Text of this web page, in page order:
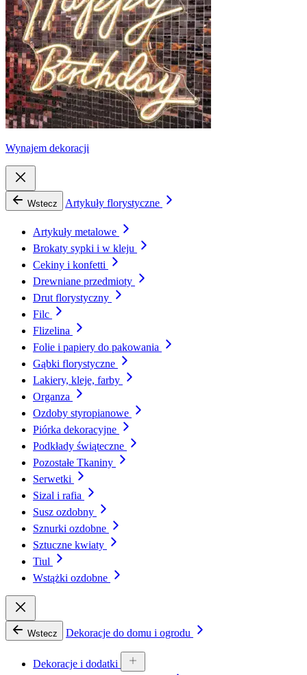
Wynajem dekoracji
Wstecz Artykuły florystyczne
Artykuły metalowe
Brokaty sypki i w kleju
Cekiny i konfetti
Drewniane przedmioty
Drut florystyczny
Filc
Flizelina
Folie i papiery do pakowania
Gąbki florystyczne
Lakiery, kleje, farby
Organza
Ozdoby styropianowe
Piórka dekoracyjne
Podkłady świąteczne
Pozostałe Tkaniny
Serwetki
Sizal i rafia
Susz ozdobny
Sznurki ozdobne
Sztuczne kwiaty
Tiul
Wstążki ozdobne
Wstecz Dekoracje do domu i ogrodu
Dekoracje i dodatki